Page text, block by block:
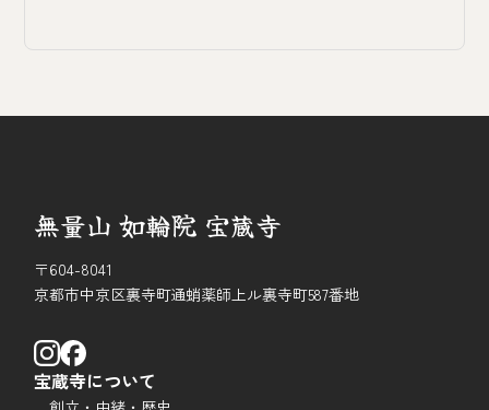
無量山 如輪院 宝蔵寺
〒604-8041
京都市中京区裏寺町通蛸薬師上ル裏寺町587番地
宝蔵寺について